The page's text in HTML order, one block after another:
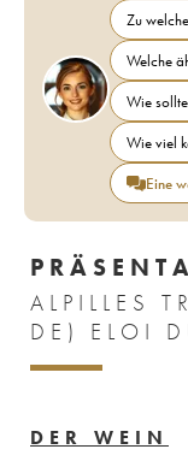
Zu
Welche
Wie
Wie viel
Eine
ALPILLES
DE) ELOI
DER WEIN